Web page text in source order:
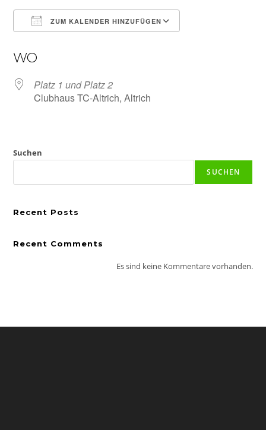
ZUM KALENDER HINZUFÜGEN
WO
Platz 1 und Platz 2
Clubhaus TC-Altrich, Altrich
Suchen
SUCHEN
Recent Posts
Recent Comments
Es sind keine Kommentare vorhanden.